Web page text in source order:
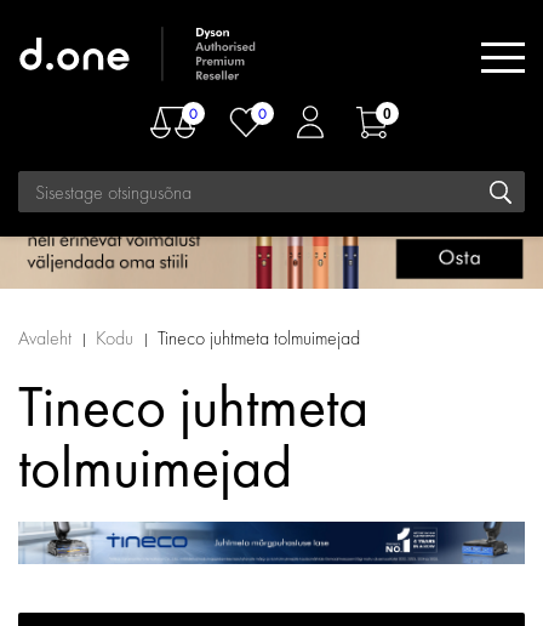
0 0 0
Avaleht Kodu Tineco juhtmeta tolmuimejad
Tineco juhtmeta
tolmuimejad